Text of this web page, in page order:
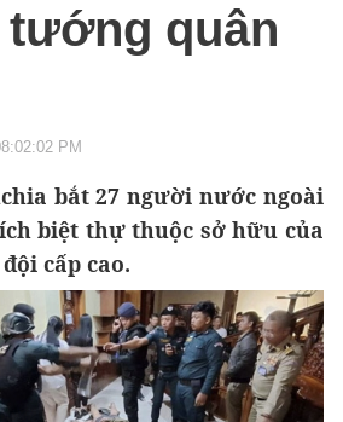
quân
PM
bắt 27 người nước ngoài
biệt thự thuộc sở hữu của
cấp cao.